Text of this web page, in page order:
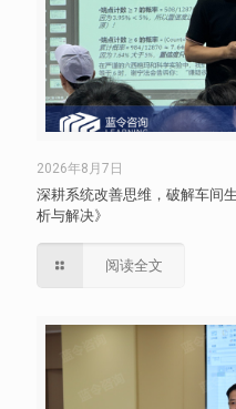
2026年8月7日
深耕系统改善思维，破解车间
析与解决》
阅读全文